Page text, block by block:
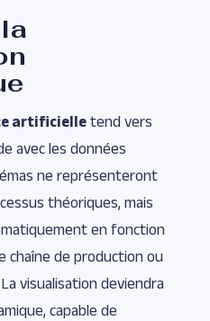
artificielle tend vers
avec les données
ne représenteront
théoriques, mais
en fonction
chaîne de production ou
visualisation deviendra
capable de